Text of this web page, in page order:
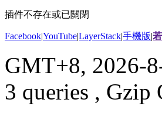
插件不存在或已關閉
Facebook|YouTube|LayerStack|手機版|
GMT+8, 2026-
3 queries , Gzip